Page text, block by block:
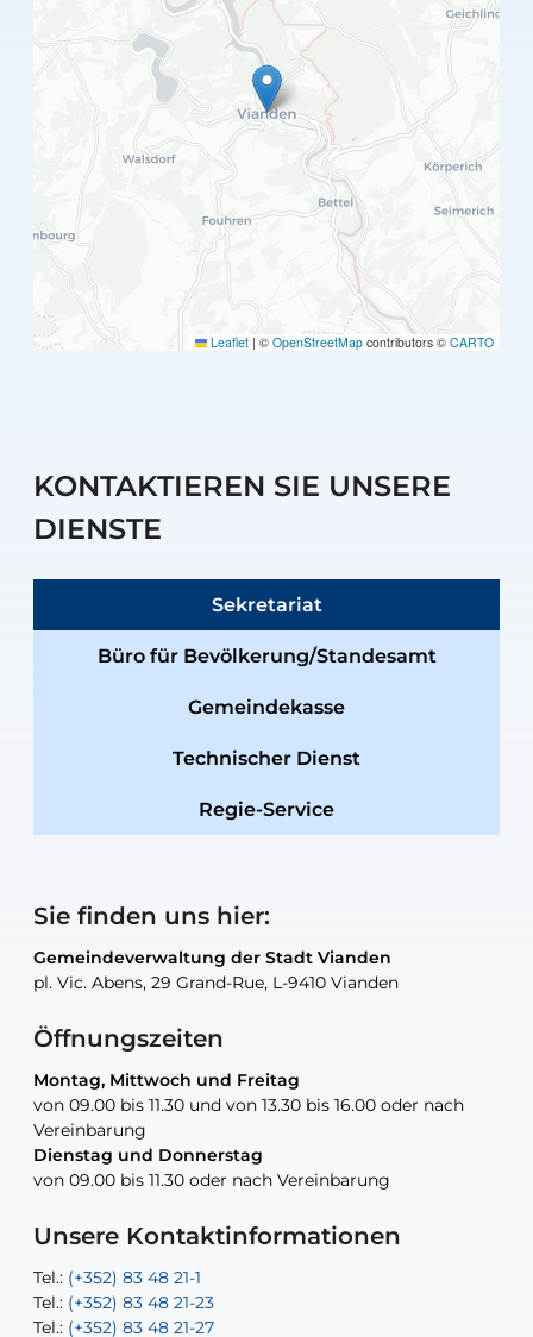
Leaflet | © OpenStreetMap contributors © CARTO
KONTAKTIEREN SIE UNSERE
DIENSTE
Sekretariat
Büro für Bevölkerung/Standesamt
Gemeindekasse
Technischer Dienst
Regie-Service
Sie finden uns hier:
Gemeindeverwaltung der Stadt Vianden
pl. Vic. Abens, 29 Grand-Rue, L-9410 Vianden
Öffnungszeiten
Montag, Mittwoch und Freitag
von 09.00 bis 11.30 und von 13.30 bis 16.00 oder nach
Vereinbarung
Dienstag und Donnerstag
von 09.00 bis 11.30 oder nach Vereinbarung
Unsere Kontaktinformationen
Tel.: (+352) 83 48 21-1
Tel.: (+352) 83 48 21-23
Tel.: (+352) 83 48 21-27
Gemeindeverwaltung der Stadt Vianden
pl. Vic. Abens, 29 Grand-Rue, L-9410 Vianden
Montag, Mittwoch und Freitag
von 09.00 bis 11.30 und von 13.30 bis 16.00 oder nach
Vereinbarung
Dienstag und Donnerstag
von 09.00 bis 11.30 oder nach Vereinbarung
Tel.: (+352) 83 48 21-20
Tel.: (+352) 83 48 21-22
E-Mail:sofia.carvalho@vianden.lu
Gemeindeverwaltung der Stadt Vianden
pl. Vic. Abens, 29 Grand-Rue, L-9410 Vianden
nur nach Vereinbarung
Tel.: (+352) 83 48 21-24
Gemeindeverwaltung der Stadt Vianden
pl. Vic. Abens, 29 Grand-Rue, L-9410 Vianden
nur nach Vereinbarung
E-Mail: aisha.abdullah@vianden.lu
E-Mail:jos.cormemans@vianden.lu
Gemeindewerkstatt der Stadt Vianden
30, rue Neugarten, L-9422 Vianden
nur nach Vereinbarung
Tel.: (+352) 83 48 21-51
E-Mail:atelier@vianden.lu